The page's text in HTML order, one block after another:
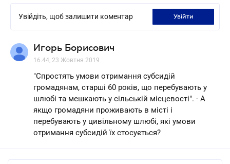
Увійдіть, щоб залишити коментар увійти
Игорь Борисович
16.44, 23 Жовтня 2019
"Спростять умови отримання субсидій
громадянам, старші 60 років, що перебувають у
шлюбі та мешкають у сільській місцевості". - А
якщо громадяни проживають в місті і
перебувають у цивільному шлюбі, які умови
отримання субсидій їх стосується?